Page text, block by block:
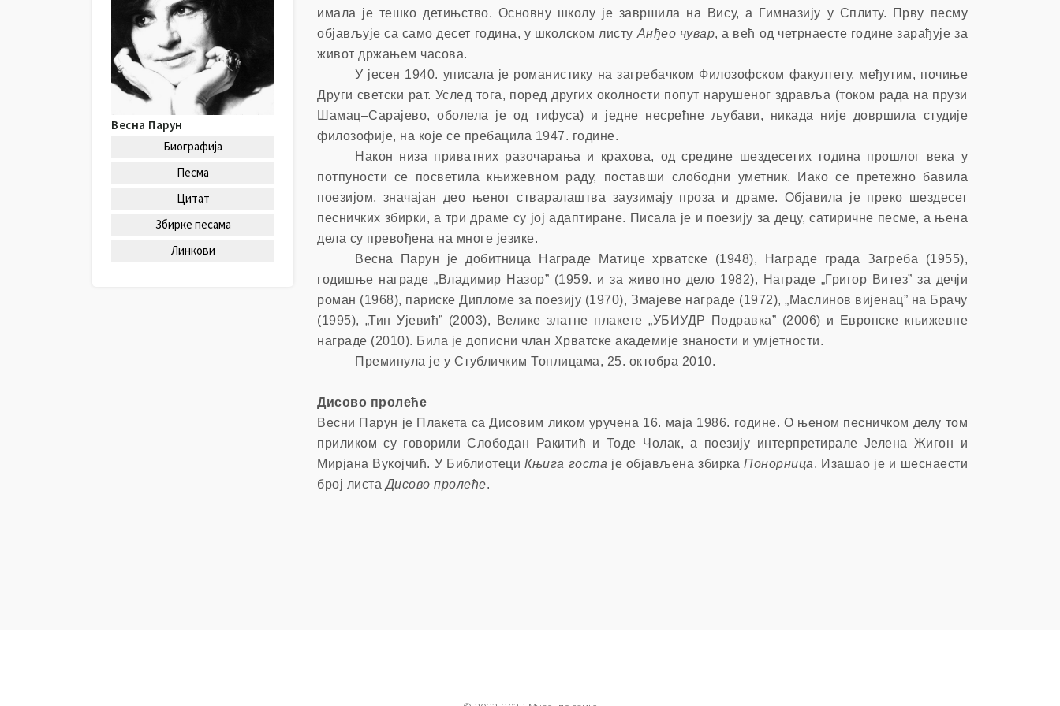
Весна Парун
Биографија
Песма
Цитат
Збирке песама
Линкови
имала је тешко детињство. Основну школу је завршила на Вису, а Гимназију у Сплиту. Прву песму
објављује са само десет година, у школском листу Анђео чувар, а већ од четрнаесте године зарађује за
живот држањем часова.
У јесен 1940. уписала је романистику на загребачком Филозофском факултету, међутим, почиње
Други светски рат. Услед тога, поред других околности попут нарушеног здравља (током рада на прузи
Шамац–Сарајево, оболела је од тифуса) и једне несрећне љубави, никада није довршила студије
филозофије, на које се пребацила 1947. године.
Након низа приватних разочарања и крахова, од средине шездесетих година прошлог века у
потпуности се посветила књижевном раду, поставши слободни уметник. Иако се претежно бавила
поезијом, значајан део њеног стваралаштва заузимају проза и драме. Објавила је преко шездесет
песничких збирки, а три драме су јој адаптиране. Писала је и поезију за децу, сатиричне песме, а њена
дела су превођена на многе језике.
Весна Парун је добитница Награде Матице хрватске (1948), Награде града Загреба (1955),
годишње награде „Владимир Назор” (1959. и за животно дело 1982), Награде „Григор Витез” за дечји
роман (1968), париске Дипломе за поезију (1970), Змајеве награде (1972), „Маслинов вијенац” на Брачу
(1995), „Тин Ујевић” (2003), Велике златне плакете „УБИУДР Подравка” (2006) и Европске књижевне
награде (2010). Била је дописни члан Хрватске академије знаности и умјетности.
Преминула је у Стубличким Топлицама, 25. октобра 2010.
Дисово пролеће
Весни Парун је Плакета са Дисовим ликом уручена 16. маја 1986. године. О њеном песничком делу том
приликом су говорили Слободан Ракитић и Тоде Чолак, а поезију интерпретирале Јелена Жигон и
Мирјана Вукојчић. У БиблиотециКњига госта је објављена збиркаПонорница. Изашао је и шеснаести
број листаДисово пролеће.